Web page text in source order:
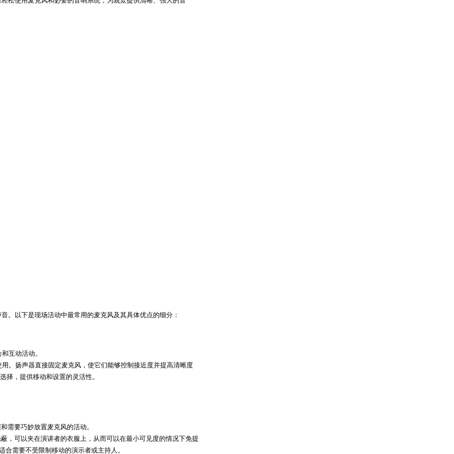
。以下是现场活动中最常用的麦克风及其具体优点的细分：
互动活动。
。扬声器直接固定麦克风，使它们能够控制接近度并提高清晰度
择，提供移动和设置的灵活性。
需要巧妙放置麦克风的活动。
，可以夹在演讲者的衣服上，从而可以在最小可见度的情况下免提
合需要不受限制移动的演示者或主持人。